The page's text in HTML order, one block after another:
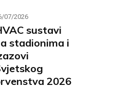
07/2026
sustavi
stadionima i
2026